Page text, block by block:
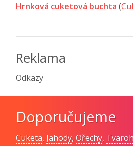
Hrnková cuketová buchta (
Reklama
Odkazy
Doporučujeme
Cuketa, Jahody,Ořechy,